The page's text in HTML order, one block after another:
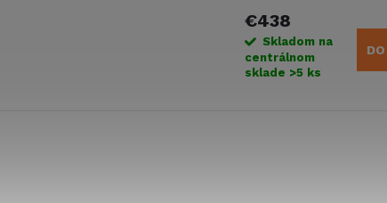
strane vodiča
€438
Skladom na
centrálnom
sklade >5 ks